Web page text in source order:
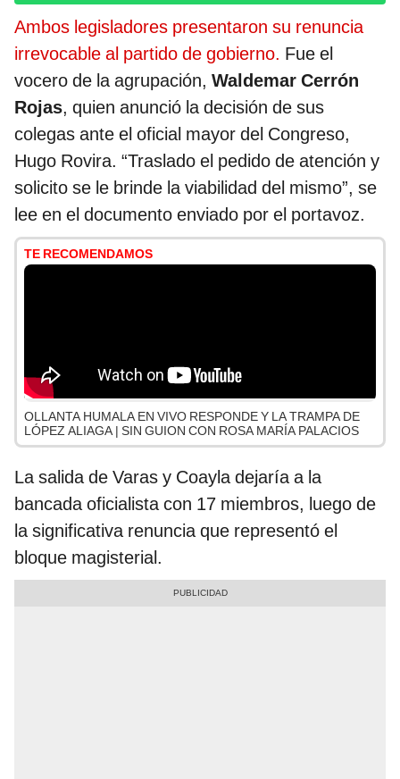
Ambos legisladores presentaron su renuncia
irrevocable al partido de gobierno. Fue el
vocero de la agrupación, Waldemar Cerrón
Rojas, quien anunció la decisión de sus
colegas ante el oficial mayor del Congreso,
Hugo Rovira. “Traslado el pedido de atención y
solicito se le brinde la viabilidad del mismo”, se
lee en el documento enviado por el portavoz.
TE RECOMENDAMOS
OLLANTA HUMALA EN VIVO RESPONDE Y LA TRAMPA DE
LÓPEZ ALIAGA | SIN GUION CON ROSA MARÍA PALACIOS
La salida de Varas y Coayla dejaría a la
bancada oficialista con 17 miembros, luego de
la significativa renuncia que representó el
bloque magisterial.